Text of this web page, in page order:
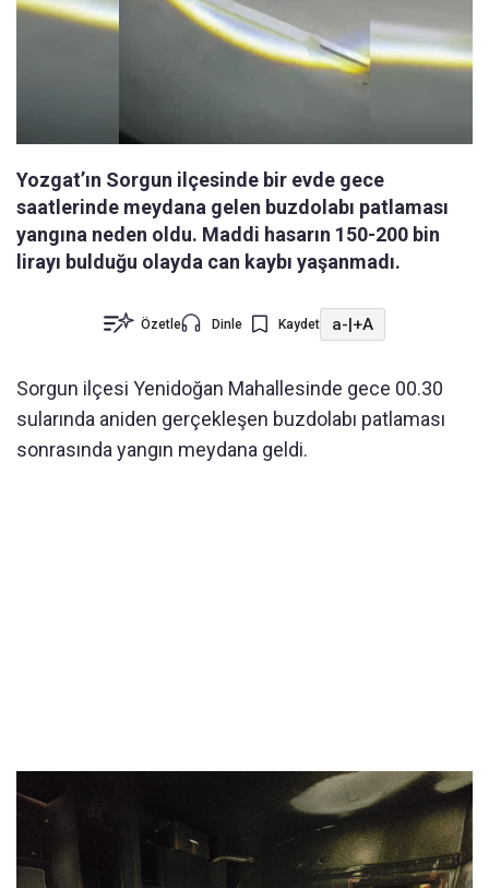
Yozgat’ın Sorgun ilçesinde bir evde gece
saatlerinde meydana gelen buzdolabı patlaması
yangına neden oldu. Maddi hasarın 150-200 bin
lirayı bulduğu olayda can kaybı yaşanmadı.
Özetle Dinle Kaydet a-|+A
Sorgun ilçesi Yenidoğan Mahallesinde gece 00.30
sularında aniden gerçekleşen buzdolabı patlaması
sonrasında yangın meydana geldi.